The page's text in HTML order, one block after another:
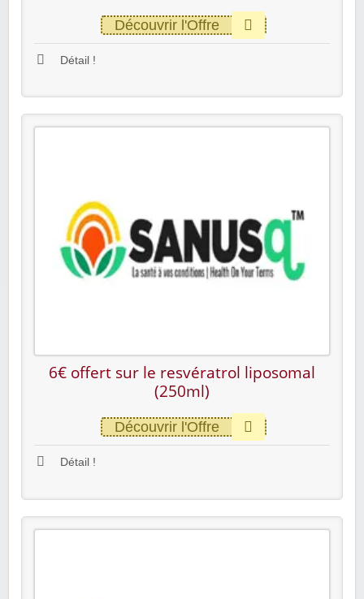
Découvrir l'Offre
Détail !
6€ offert sur le resvératrol liposomal
(250ml)
Découvrir l'Offre
Détail !